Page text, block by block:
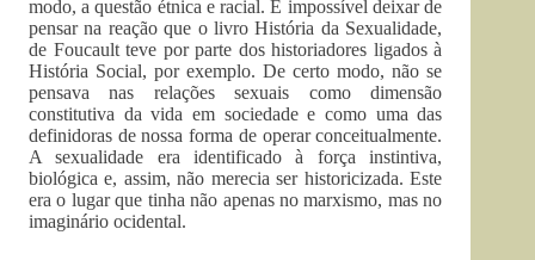
modo, a questão étnica e racial. É impossível deixar de
pensar na reação que o livro História da Sexualidade,
de Foucault teve por parte dos historiadores ligados à
História Social, por exemplo. De certo modo, não se
pensava nas relações sexuais como dimensão
constitutiva da vida em sociedade e como uma das
definidoras de nossa forma de operar conceitualmente.
A sexualidade era identificado à força instintiva,
biológica e, assim, não merecia ser historicizada. Este
era o lugar que tinha não apenas no marxismo, mas no
imaginário ocidental.